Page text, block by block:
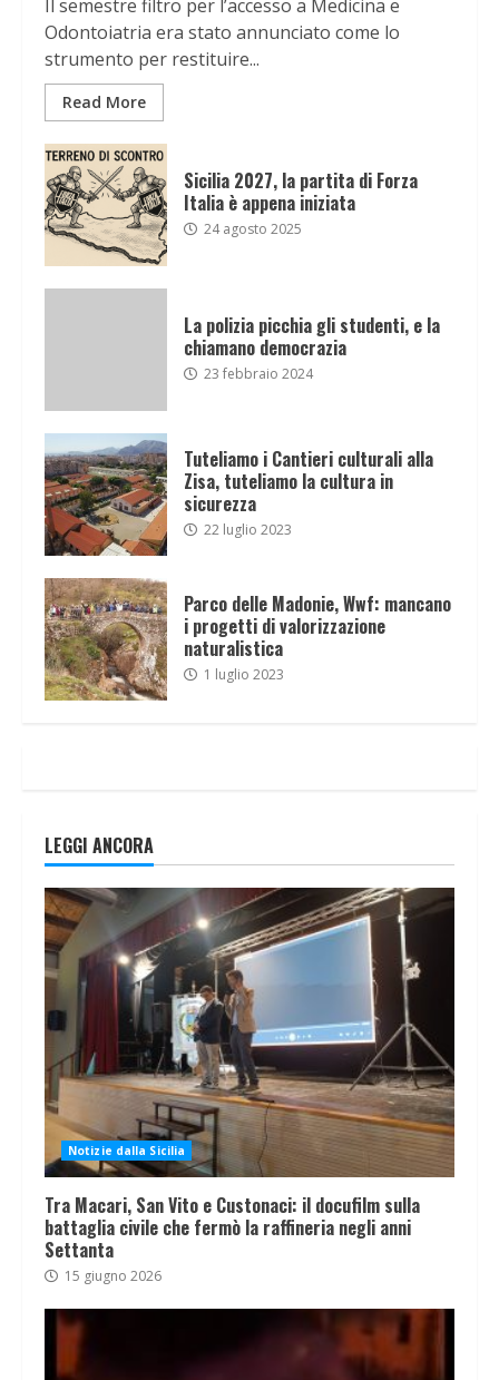
Il semestre filtro per l’accesso a Medicina e
Odontoiatria era stato annunciato come lo
strumento per restituire...
Read More
Sicilia 2027, la partita di Forza
Italia è appena iniziata
24 agosto 2025
La polizia picchia gli studenti, e la
chiamano democrazia
23 febbraio 2024
Tuteliamo i Cantieri culturali alla
Zisa, tuteliamo la cultura in
sicurezza
22 luglio 2023
Parco delle Madonie, Wwf: mancano
i progetti di valorizzazione
naturalistica
1 luglio 2023
LEGGI ANCORA
Notizie dalla Sicilia
Tra Macari, San Vito e Custonaci: il docufilm sulla
battaglia civile che fermò la raffineria negli anni
Settanta
15 giugno 2026